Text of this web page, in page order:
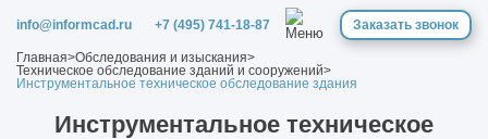
info@informcad.ru +7 (495) 741-18-87 Заказать звонок
Главная>Обследования и изыскания>
Техническое обследование зданий и сооружений>
Инструментальное техническое обследование здания
Инструментальное техническое